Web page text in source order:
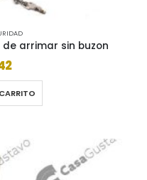
arrimar sin buzon